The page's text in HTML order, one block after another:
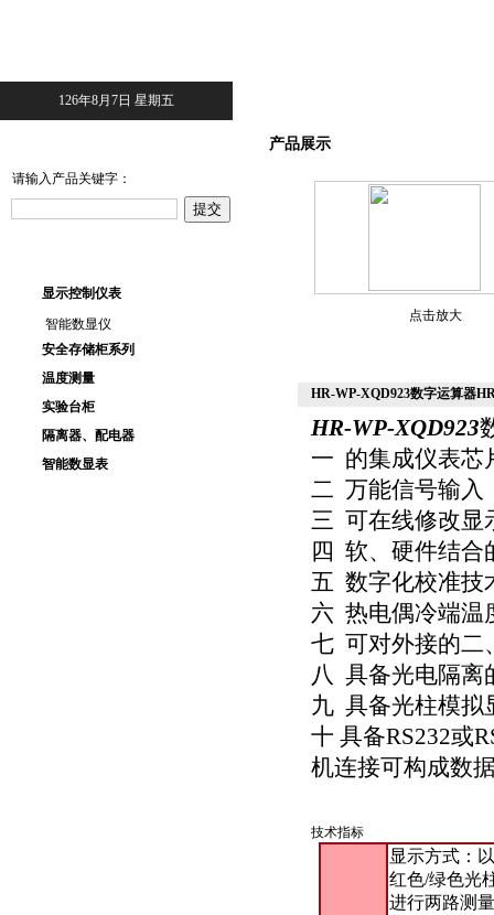
126年8月7日 星期五
请输入产品关键字：
显示控制仪表
智能数显仪
安全存储柜系列
温度测量
实验台柜
隔离器、配电器
智能数显表
产品展示
点击放大
HR-WP-XQD923数字运算器
HR-WP-XQD923
一 的集成仪表芯
二 万能信号输入
三 可在线修改显
四 软、硬件结合
五 数字化校准技
六 热电偶冷端温
七 可对外接的二
八 具备光电隔离
九 具备光柱模拟
十 具备RS232或
机连接可构成数
技术指标
显示方式：
红色/绿色光
进行两路测